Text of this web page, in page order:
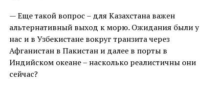
— Еще такой вопрос – для Казахстана важен
альтернативный выход к морю. Ожидания были у
нас и в Узбекистане вокруг транзита через
Афганистан в Пакистан и далее в порты в
Индийском океане – насколько реалистичны они
сейчас?